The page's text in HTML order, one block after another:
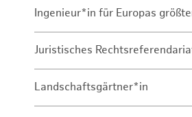
Ingenieur*in für Europas
Juristisches
Landschaftsgärtner*in